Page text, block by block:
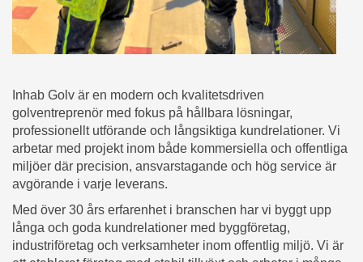
Inhab Golv är en modern och kvalitetsdriven
golventreprenör med fokus på hållbara lösningar,
professionellt utförande och långsiktiga kundrelationer. Vi
arbetar med projekt inom både kommersiella och offentliga
miljöer där precision, ansvarstagande och hög service är
avgörande i varje leverans.
Med över 30 års erfarenhet i branschen har vi byggt upp
långa och goda kundrelationer med byggföretag,
industriföretag och verksamheter inom offentlig miljö. Vi är